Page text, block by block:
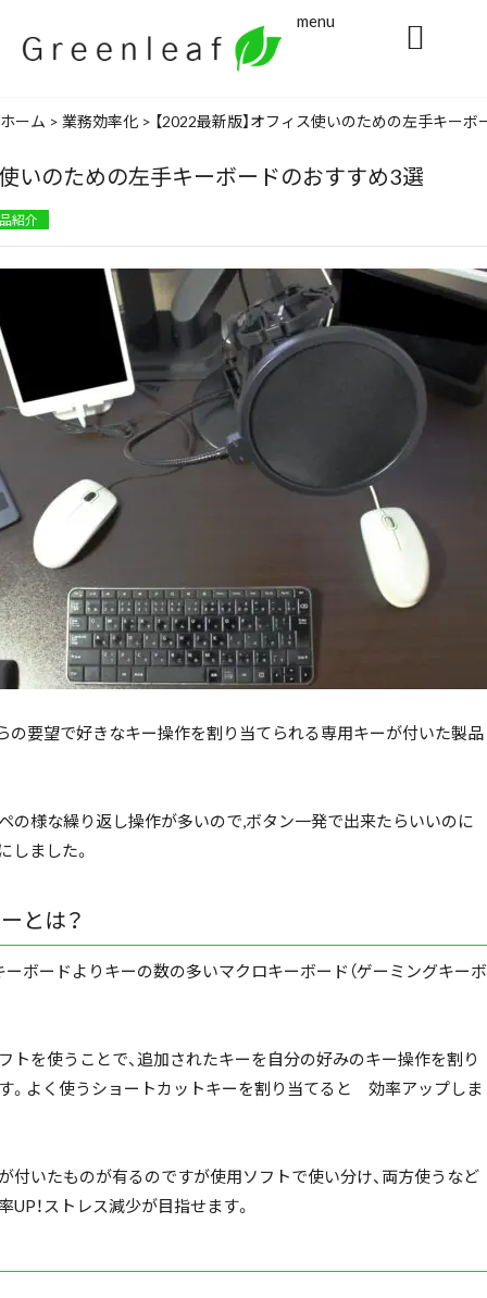
menu 
ホーム > 業務効率化 > 【2022最新版】オフィス使いのための左手キー
いのための左手キーボードのおすすめ3選
紹介
の要望で好きなキー操作を割り当てられる専用キーが付いた製品
の様な繰り返し操作が多いので,ボタン一発で出来たらいいのに
しました。
とは？
ボードよりキーの数の多いマクロキーボード（ゲーミングキーボ
トを使うことで、追加されたキーを自分の好みのキー操作を割り
。よく使うショートカットキーを割り当てると 効率アップしま
付いたものが有るのですが使用ソフトで使い分け、両方使うなど
！ストレス減少が目指せます。